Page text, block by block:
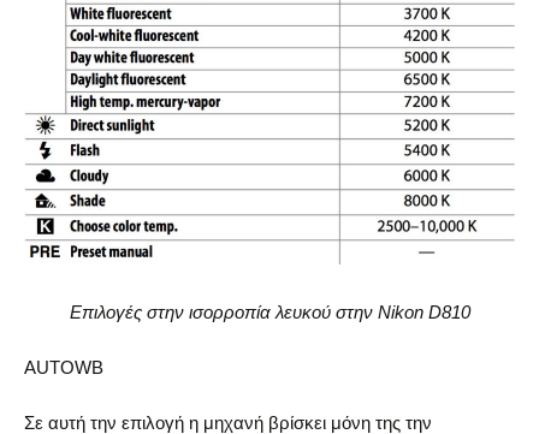
Επιλογές στην ισορροπία λευκού στην Nikon D810
AUTOWB
Σε αυτή την επιλογή η μηχανή βρίσκει μόνη της την